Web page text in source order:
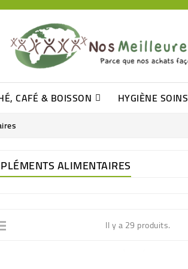
CAFÉ & BOISSON HYGIÈNE SOINS
ALIMENTAIRES
Il y a 29 produits.